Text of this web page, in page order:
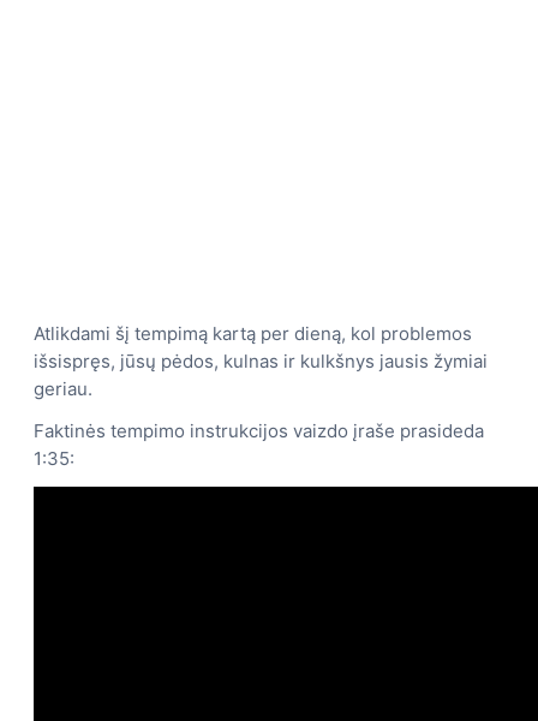
Atlikdami šį tempimą kartą per dieną, kol problemos
išsispręs, jūsų pėdos, kulnas ir kulkšnys jausis žymiai
geriau.
Faktinės tempimo instrukcijos vaizdo įraše prasideda
1:35: